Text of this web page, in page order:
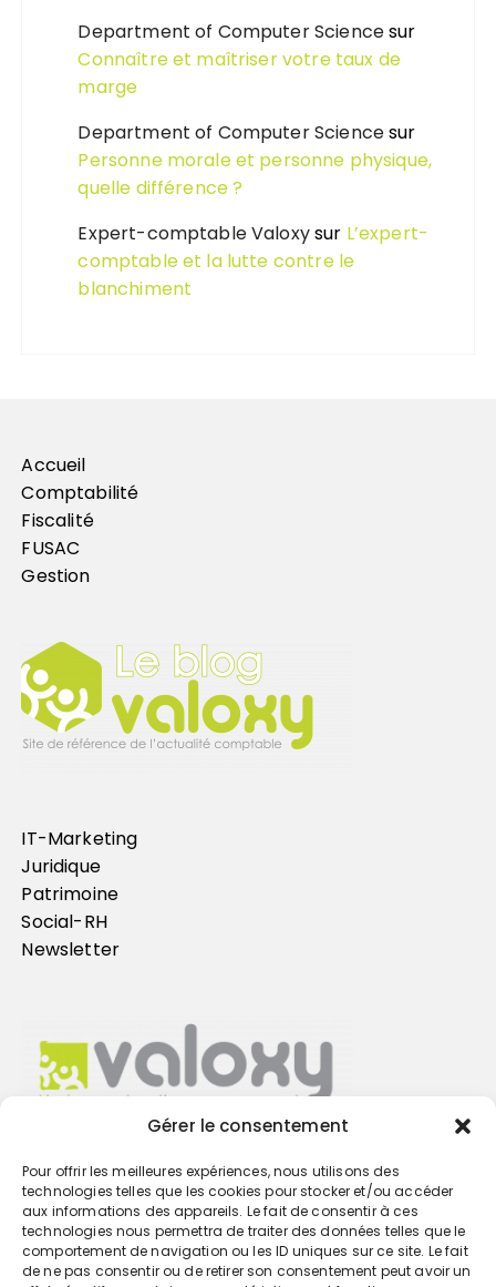
Gérer le consentement
Pour offrir les meilleures expériences, nous utilisons des
technologies telles que les cookies pour stocker et/ou accéder
aux informations des appareils. Le fait de consentir à ces
technologies nous permettra de traiter des données telles que le
comportement de navigation ou les ID uniques sur ce site. Le fait
de ne pas consentir ou de retirer son consentement peut avoir un
Department of Computer Sciencesur
Connaître et maîtriser votre taux de
marge
Department of Computer Sciencesur
Personne morale et personne physique,
quelle différence ?
Expert-comptable Valoxysur L’expert-
comptable et la lutte contre le
blanchiment
Accueil
Comptabilité
Fiscalité
FUSAC
Gestion
IT-Marketing
Juridique
Patrimoine
Social-RH
Newsletter
Trouvez votre cabinet
GO